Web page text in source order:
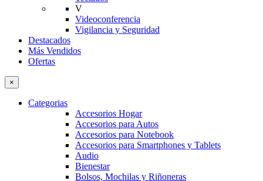
V
Videoconferencia
Vigilancia y Seguridad
Destacados
Más Vendidos
Ofertas
×
Categorias
Accesorios Hogar
Accesorios para Autos
Accesorios para Notebook
Accesorios para Smartphones y Tablets
Audio
Bienestar
Bolsos, Mochilas y Riñoneras